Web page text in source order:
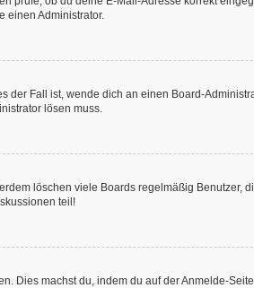
einen Administrator.
Fall ist, wende dich an einen Board-
lösen muss.
löschen viele Boards regelmäßig Benutzer,
teil!
Dies machst du, indem du auf der Anmelde-